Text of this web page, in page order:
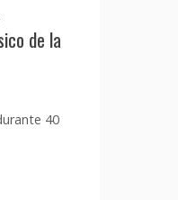
de la
40